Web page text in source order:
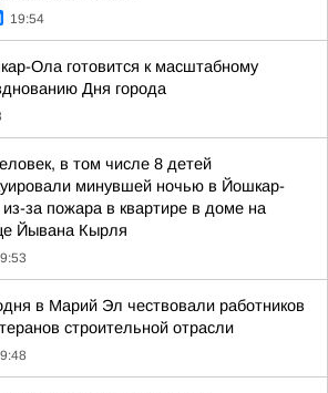
19:54
Ола готовится к масштабному
Дня города
в том числе 8 детей
минувшей ночью в Йошкар-
за пожара в квартире в доме на
Йывана Кырля
в Марий Эл чествовали работников
строительной отрасли